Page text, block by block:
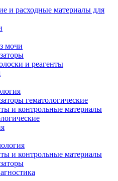
и расходные материалы для
мочи
и реагенты
гематологические
и контрольные материалы
и контрольные материалы